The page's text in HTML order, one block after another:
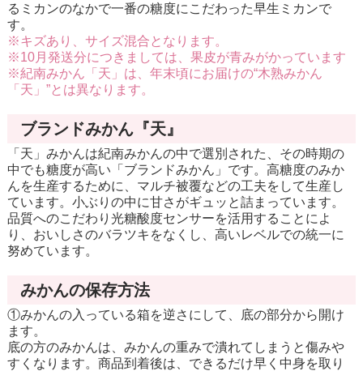
るミカンのなかで一番の糖度にこだわった早生ミカンで
す。
※キズあり、サイズ混合となります。
※10月発送分につきましては、果皮が青みがかっています
※紀南みかん「天」は、年末頃にお届けの“木熟みかん
「天」”とは異なります。
ブランドみかん『天』
「天」みかんは紀南みかんの中で選別された、その時期の
中でも糖度が高い「ブランドみかん」です。高糖度のみか
んを生産するために、マルチ被覆などの工夫をして生産し
ています。小ぶりの中に甘さがギュッと詰まっています。
品質へのこだわり光糖酸度センサーを活用することによ
り、おいしさのバラツキをなくし、高いレベルでの統一に
努めています。
みかんの保存方法
①みかんの入っている箱を逆さにして、底の部分から開け
ます。
底の方のみかんは、みかんの重みで潰れてしまうと傷みや
すくなります。商品到着後は、できるだけ早く中身を取り